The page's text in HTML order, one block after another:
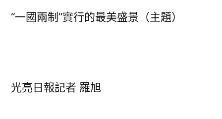
“一國兩制”實行的最美盛景（主題）
光亮日報記者 羅旭